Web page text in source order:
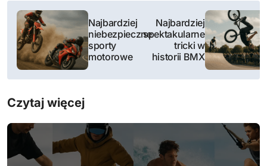
N
w
i
g
a
c
Najbardziej
niebezpieczne
sporty
motorowe
Najbardziej
spektakularne
tricki w
historii BMX
Czytaj więcej